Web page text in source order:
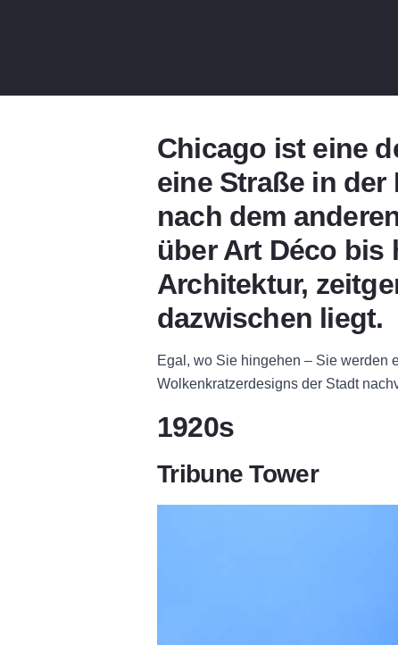
Chicago ist eine
eine Straße in
nach dem
über Art Déco bis
Architektur,
dazwischen liegt.
Egal, wo Sie hingehen – Sie werden
Wolkenkratzerdesigns der Stadt
1920s
Tribune Tower